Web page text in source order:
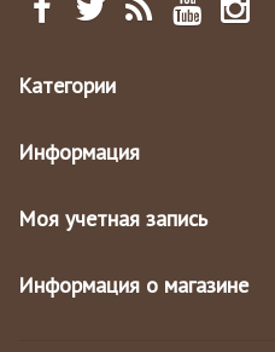
Категории
Информация
Моя учетная запись
Информация о магазине